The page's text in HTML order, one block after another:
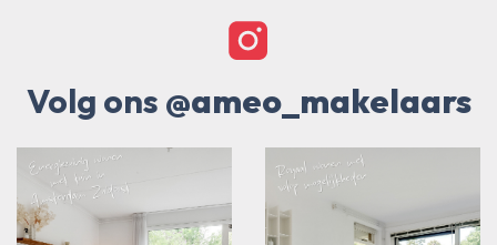
Volg ons @ameo_makelaars